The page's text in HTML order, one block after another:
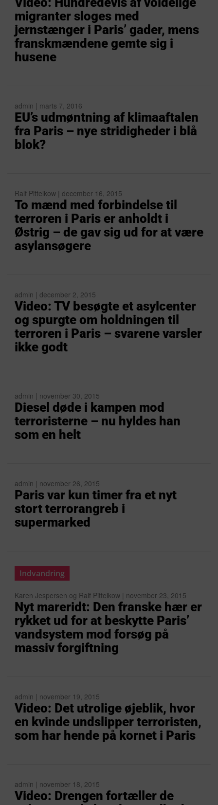
migranter sloges med
jernstænger i Paris’ gader, mens
franskmændene gemte sig i
husene
admin | marts 7, 2016
EU’s udmøntning af klimaaftalen
fra Paris – nye stridigheder i blå
blok?
Ralf Pittelkow | december 16, 2015
To mænd med forbindelse til
terroren i Paris er anholdt i
Østrig – de gav sig ud for at være
asylansøgere
admin | december 2, 2015
Video: TV besøgte et asylcenter
og spurgte om holdningen til
terroren i Paris – svarene varsler
ikke godt
admin | november 30, 2015
Diesel døde i kampen mod
terroristerne – nu hyldes han
som en helt
admin | november 26, 2015
Paris var kun timer fra et nyt
stort terrorangreb i
supermarked
Indvandring
Karen Jespersen og Ralf Pittelkow | november 23, 2015
Nyt mareridt: Den franske hær er
rykket ud for at beskytte Paris’
vandsystem mod forsøg på
massiv forgiftning
admin | november 19, 2015
Video: Det utrolige øjeblik, hvor
en kvinde undslipper terroristen,
som har hende på kornet i Paris
admin | november 18, 2015
Video: Drengen fortæller de